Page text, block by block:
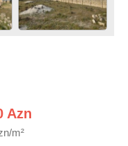
Azn
m²